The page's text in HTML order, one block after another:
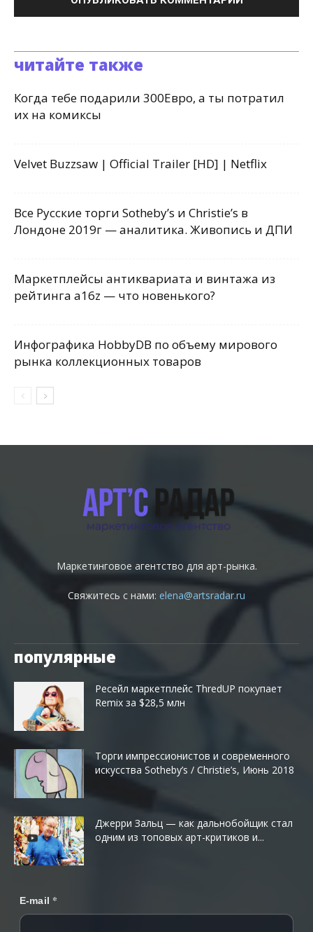
читайте также
Когда тебе подарили 300Евро, а ты потратил
их на комиксы
Velvet Buzzsaw | Official Trailer [HD] | Netflix
Все Русские торги Sotheby’s и Christie’s в
Лондоне 2019г — аналитика. Живопись и ДПИ
Маркетплейсы антиквариата и винтажа из
рейтинга a16z — что новенького?
Инфографика HobbyDB по объему мирового
рынка коллекционных товаров
Маркетинговое агентство для арт-рынка.
Свяжитесь с нами: elena@artsradar.ru
популярные
Ресейл маркетплейс ThredUP покупает
Remix за $28,5 млн
Торги импрессионистов и современного
искусства Sotheby’s / Christie’s, Июнь 2018
Джерри Зальц — как дальнобойщик стал
одним из топовых арт-критиков и...
E-mail *